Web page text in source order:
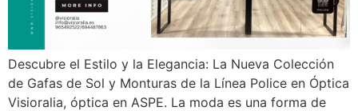
Descubre el Estilo y la Elegancia: La Nueva Colección
de Gafas de Sol y Monturas de la Línea Police en Óptica
Visioralia, óptica en ASPE. La moda es una forma de